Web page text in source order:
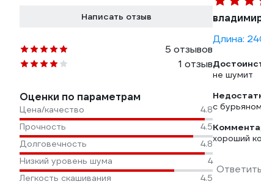
Написать отзыв
5 отзывов
1 отзыв
Оценки по параметрам
Цена/качество
4.8
Прочность
4.5
Долговечность
4.8
Низкий уровень шума
4
Легкость скашивания
4.5
Длина:
не шумит
с
хороший
Ответить